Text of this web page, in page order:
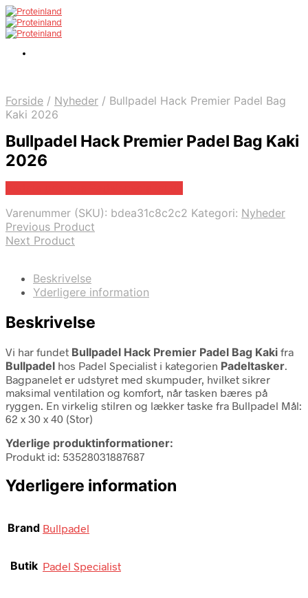
Forside / Nyheder / Bullpadel Hack Premier Padel Bag
Kaki 2026
Bullpadel Hack Premier Padel Bag Kaki
2026
Varenummer (SKU): bdea31c8c2c2 Kategori: Nyheder
Previous Product
Next Product
Beskrivelse
Yderligere information
Beskrivelse
Vi har fundet Bullpadel Hack Premier Padel Bag Kaki fra
Bullpadel hos Padel Specialist i kategorien Padeltasker.
Bagpanelet er udstyret med skumpuder, hvilket sikrer
maksimal ventilation og komfort, når tasken bæres på
ryggen. En virkelig stilren og lækker taske fra Bullpadel Mål:
62 x 30 x 40 (Stor)
Yderlige produktinformationer:
Produkt id: 53528031887687
Yderligere information
Brand Bullpadel
Butik Padel Specialist